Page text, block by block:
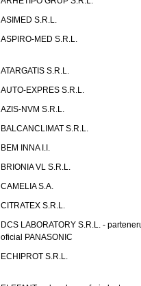
ASIMED S.R.L.
ASPIRO-MED S.R.L.
ATARGATIS S.R.L.
AUTO-EXPRES S.R.L.
AZIS-NVM S.R.L.
BALCANCLIMAT S.R.L.
BEM INNA I.I.
BRIONIA VL S.R.L.
CAMELIA S.A.
CITRATEX S.R.L.
DCS LABORATORY S.R.L. -
oficial PANASONIC
ECHIPROT S.R.L.